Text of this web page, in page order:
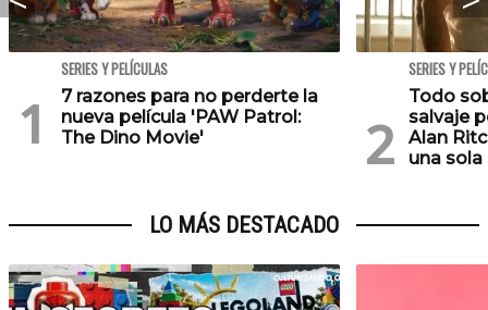
SERIES Y PELÍCULAS
7 razones para no perderte la
nueva película 'PAW Patrol:
The Dino Movie'
SERIES Y
Todo
salvaje
Alan
una sola
LO MÁS DESTACADO